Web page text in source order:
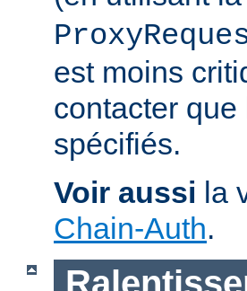
est moins
contacter
spécifiés.
Voir aussi la
Chain-Auth.